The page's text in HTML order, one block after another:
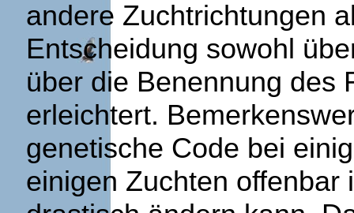
andere Zuchtrichtungen
Entscheidung sowohl
über die Benennung des
erleichtert.
genetische Code bei
einigen Zuchten offenbar